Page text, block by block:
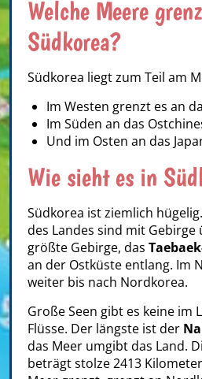
Welche Meere
Südkorea?
Südkorea liegt zum Teil am
Im Westen grenzt es an
Im Süden an das
Und im Osten an das
Wie sieht es in
Südkorea ist ziemlich
des Landes sind mit Gebirge
größte Gebirge, das
an der Ostküste entlang. Im
weiter bis nach Nordkorea.
Große Seen gibt es keine im
Flüsse. Der längste ist der
das Meer umgibt das Land.
beträgt stolze 2413